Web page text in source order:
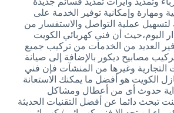
ومهارة وإمكانية توفير الخدمة على
وذلك لتسهيل عملية التواصل والاستفسار من
اليوم،حيث أن فني كهربائي الكويت
العديد من الخدمات من تركيب جميع
مصابيح ديكور بالإضافة إلى صيانة
التجارية وغيرها من المنشآت فإن فني
الكويت هو أفضل ما يمكنك الاستعانة
حدوث أى من أعطال ومشاكل
كنت تبحث دائما عن أفضل التقنيات الحديثة